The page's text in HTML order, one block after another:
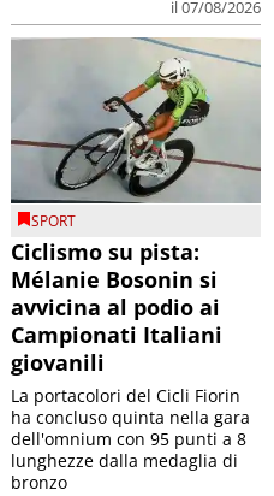
il 07/08/2026
SPORT
Ciclismo su pista:
Mélanie Bosonin si
avvicina al podio ai
Campionati Italiani
giovanili
La portacolori del Cicli Fiorin
ha concluso quinta nella gara
dell'omnium con 95 punti a 8
lunghezze dalla medaglia di
bronzo